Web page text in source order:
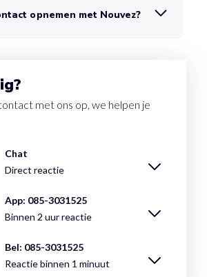
opnemen met Nouvez?
met ons op, we helpen je
Chat
Direct reactie
App: 085-3031525
Binnen 2 uur reactie
Bel: 085-3031525
Reactie binnen 1 minuut